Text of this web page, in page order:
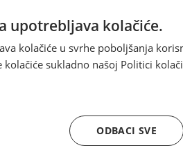
iz BiH. Velike su investicije
Tako da je to jedan
i na nedavno usvojeni Zakon
BiH.
gospodarske razmjene, koja je u
upotrebljava kolačiće.
kolačiće u svrhe poboljšanja
sukladno našoj Politici
ODBACI SVE